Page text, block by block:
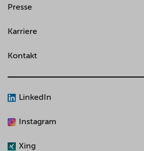
Presse
Karriere
Kontakt
LinkedIn
Instagram
Xing